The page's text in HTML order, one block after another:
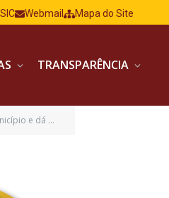
SIC Webmail Mapa do Site
TRANSPARÊNCIA